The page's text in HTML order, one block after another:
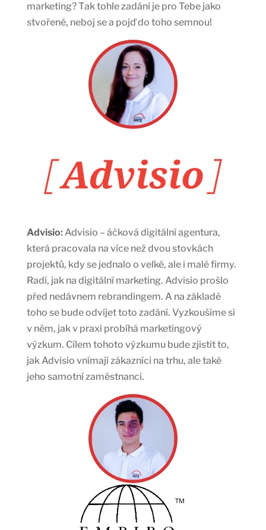
marketing? Tak tohle zadání je pro Tebe jako
stvořené, neboj se a pojď do toho semnou!
Advisio:Advisio – áčková digitální agentura,
která pracovala na více než dvou stovkách
projektů, kdy se jednalo o velké, ale i malé firmy.
Radí, jak na digitální marketing. Advisio prošlo
před nedávnem rebrandingem. A na základě
toho se bude odvíjet toto zadání. Vyzkoušíme si
v něm, jak v praxi probíhá marketingový
výzkum. Cílem tohoto výzkumu bude zjistit to,
jak Advisio vnímají zákazníci na trhu, ale také
jeho samotní zaměstnanci.